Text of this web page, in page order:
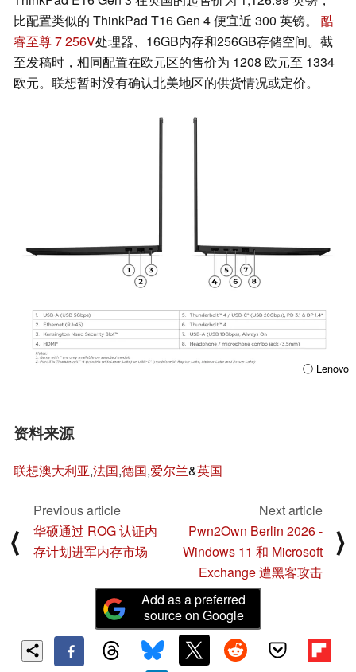
比配置类似的 ThinkPad T16 Gen 4 便宜近 300 英镑。 酷
睿至尊 7 256V处理器、16GB内存和256GB存储空间。截
至发稿时，相同配置在欧元区的售价为 1208 欧元至 1334
欧元。联想暂时没有确认北美地区的供货情况或定价。
ⓘ Lenovo
资料来源
联想澳大利亚,法国,德国,爱尔兰&英国
⟨
Previous article
华硕通过 ROG 认证内
存计划进军内存市场
Next article
Pwn2Own Berlin 2026 -
Windows 11 和 Microsoft
Exchange 遭黑客攻击
⟩
Add as a preferred
source on Google